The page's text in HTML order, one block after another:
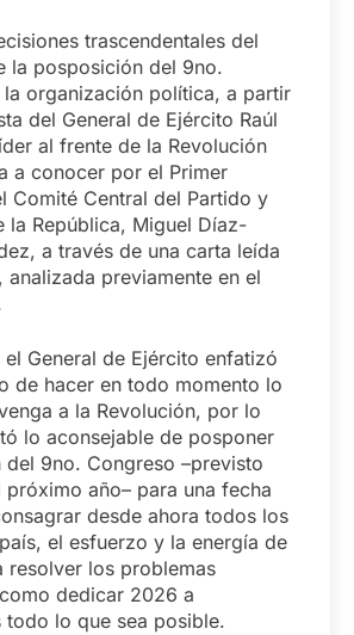
trascendentales del
la posposición del 9no.
la organización política, a partir
del General de Ejército Raúl
al frente de la Revolución
a conocer por el Primer
Comité Central del Partido y
la República, Miguel Díaz-
a través de una carta leída
analizada previamente en el
el General de Ejército enfatizó
de hacer en todo momento lo
a la Revolución, por lo
lo aconsejable de posponer
del 9no. Congreso –previsto
año– para una fecha
desde ahora todos los
el esfuerzo y la energía de
resolver los problemas
dedicar 2026 a
todo lo que sea posible.